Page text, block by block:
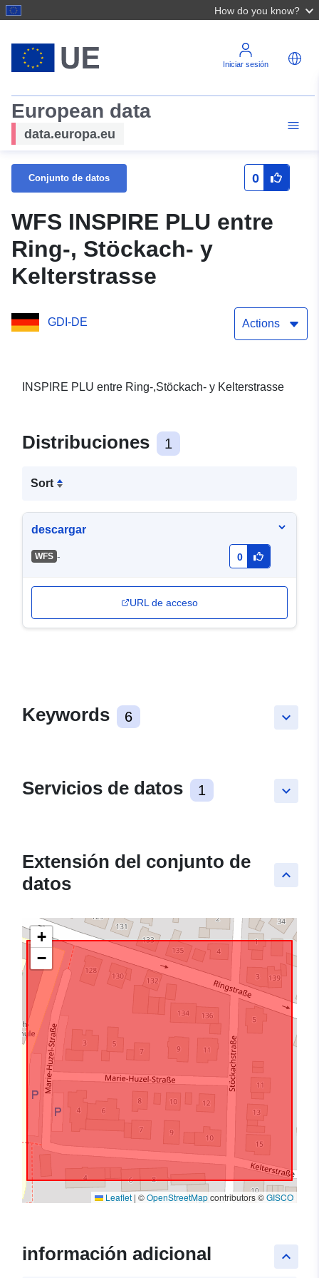
How do you know?
Iniciar sesión
European data
data.europa.eu
Conjunto de datos 0
WFS INSPIRE PLU entre
Ring-, Stöckach- y
Kelterstrasse
GDI-DE Actions
INSPIRE PLU entre Ring-,Stöckach- y Kelterstrasse
Distribuciones 1
Sort
descargar
WFS - 0
URL de acceso
keyboard_arrow_down
Keywords 6
keyboard_arrow_down
Servicios de datos 1
keyboard_arrow_up
Extensión del conjunto de
datos
+
−
Leaflet | ©OpenStreetMapcontributors ©GISCO
keyboard_arrow_up
información adicional